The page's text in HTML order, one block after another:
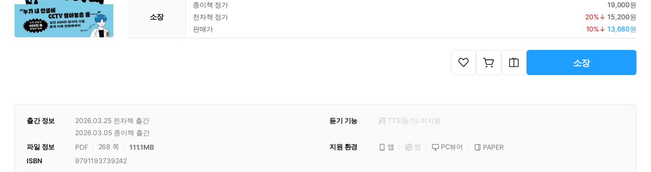
소장
종이책 정가
19,000원
전자책 정가
20%↓ 15,200원
판매가
10%↓ 13,680원
소장
출간 정보 2026.03.25 전자책 출간
2026.03.05 종이책 출간
듣기 기능 TTS(듣기) 미지원
파일 정보 PDF 268 쪽 111.1MB 지원 환경 앱 웹 PC뷰어
PAPER
ISBN
9791193739242